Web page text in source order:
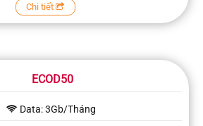
Chi tiết
ECOD50
Data: 3Gb/Tháng